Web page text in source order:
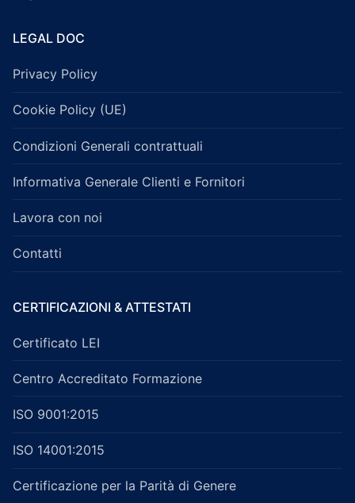
LEGAL DOC
Privacy Policy
Cookie Policy (UE)
Condizioni Generali contrattuali
Informativa Generale Clienti e Fornitori
Lavora con noi
Contatti
CERTIFICAZIONI & ATTESTATI
Certificato LEI
Centro Accreditato Formazione
ISO 9001:2015
ISO 14001:2015
Certificazione per la Parità di Genere